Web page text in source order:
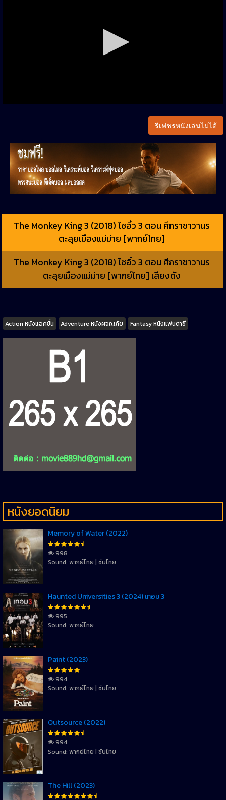
รีเฟชรหนังเล่นไม่ได้
The Monkey King 3 (2018) ไซอิ๋ว 3 ตอน ศึกราชาวานร
ตะลุยเมืองแม่ม่าย [พากย์ไทย]
The Monkey King 3 (2018) ไซอิ๋ว 3 ตอน ศึกราชาวานร
ตะลุยเมืองแม่ม่าย [พากย์ไทย] เสียงดัง
Tags
Action หนังแอคชั่น Adventure หนังผจญภัย Fantasy หนังแฟนตาซี
หนังยอดนิยม
Memory of Water (2022)
998
Sound: พากย์ไทย | ซับไทย
Haunted Universities 3 (2024) เทอม 3
995
Sound: พากย์ไทย
Paint (2023)
994
Sound: พากย์ไทย | ซับไทย
Outsource (2022)
994
Sound: พากย์ไทย | ซับไทย
The Hill (2023)